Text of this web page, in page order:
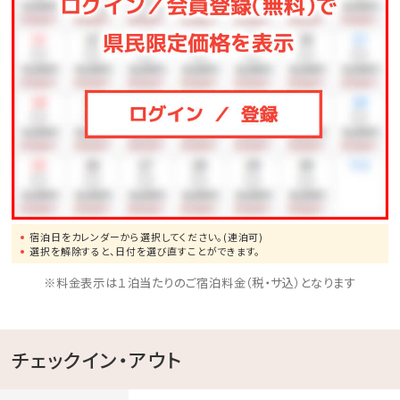
りご予約下さい。
宿泊日をカレンダーから選択してください。(連泊可)
選択を解除すると、日付を選び直すことができます。
※料金表示は１泊当たりのご宿泊料金（税・サ込）となります
チェックイン・アウト